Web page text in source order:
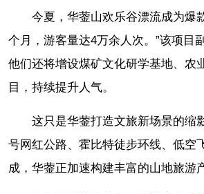
今夏，华蓥山欢乐谷漂流成为爆
个月，游客量达4万余人次。”该项目
他们还将增设煤矿文化研学基地、农
目，持续提升人气。
这只是华蓥打造文旅新场景的缩
号网红公路、霍比特徒步环线、低空
成，华蓥正加速构建丰富的山地旅游